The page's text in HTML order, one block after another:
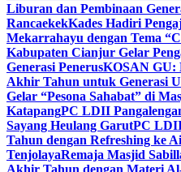
Liburan dan Pembinaan
RancaekekKades Hadiri
Mekarrahayu dengan Tema
Kabupaten Cianjur Gelar
Generasi PenerusKOSAN GU:
Akhir Tahun untuk Generasi
Gelar “Pesona Sahabat” di
KatapangPC LDII
Sayang Heulang GarutPC
Tahun dengan Refreshing ke
TenjolayaRemaja Masjid
Akhir Tahun dengan Materi